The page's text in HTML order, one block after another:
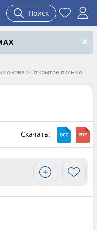
Поиск
> Открытое письмо
Скачать: